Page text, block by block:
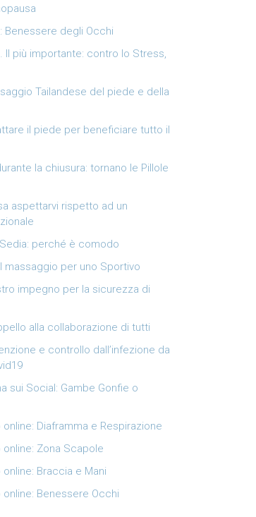
Benessere degli Occhi
Il più importante: contro lo Stress,
Tailandese del piede e della
il piede per beneficiare tutto il
la chiusura: tornano le Pillole
aspettarvi rispetto ad un
perché è comodo
massaggio per uno Sportivo
impegno per la sicurezza di
alla collaborazione di tutti
e controllo dall’infezione da
sui Social: Gambe Gonfie o
Diaframma e Respirazione
Zona Scapole
Braccia e Mani
Benessere Occhi